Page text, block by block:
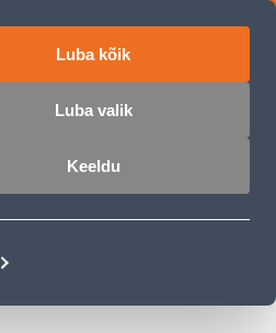
Luba kõik
Luba valik
Keeldu